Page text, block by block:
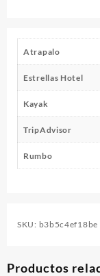
Atrapalo
Estrellas Hotel
Kayak
TripAdvisor
Rumbo
SKU: b3b5c4ef18be
Productos